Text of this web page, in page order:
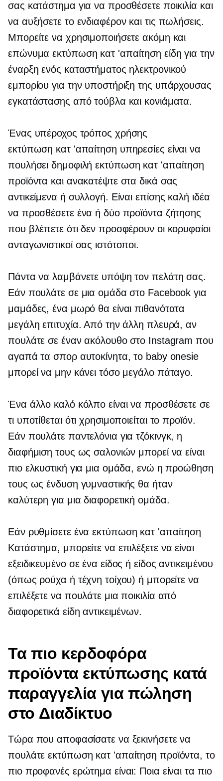
σας κατάστημα για να προσθέσετε ποικιλία και
να αυξήσετε το ενδιαφέρον και τις πωλήσεις.
Μπορείτε να χρησιμοποιήσετε ακόμη και
επώνυμαεκτύπωση κατ 'απαίτηση είδη για την
έναρξη ενός καταστήματος ηλεκτρονικού
εμπορίου για την υποστήριξη της υπάρχουσας
εγκατάστασης από τούβλα και κονιάματα.
Ένας υπέροχος τρόπος χρήσης
εκτύπωση κατ 'απαίτηση υπηρεσίες είναι να
πουλήσει δημοφιλήεκτύπωση κατ 'απαίτηση
προϊόντα και ανακατέψτε στα δικά σας
αντικείμενα ή συλλογή. Είναι επίσης καλή ιδέα
να προσθέσετε ένα ή δύο προϊόντα ζήτησης
που βλέπετε ότι δεν προσφέρουν οι κορυφαίοι
ανταγωνιστικοί σας ιστότοποι.
Πάντα να λαμβάνετε υπόψη τον πελάτη σας.
Εάν πουλάτε σε μια ομάδα στο Facebook για
μαμάδες, ένα μωρό θα είναι πιθανότατα
μεγάλη επιτυχία. Από την άλλη πλευρά, αν
πουλάτε σε έναν ακόλουθο στο Instagram που
αγαπά τα σπορ αυτοκίνητα, το baby onesie
μπορεί να μην κάνει τόσο μεγάλο πάταγο.
Ένα άλλο καλό κόλπο είναι να προσθέσετε σε
τι υποτίθεται ότι χρησιμοποιείται το προϊόν.
Εάν πουλάτε παντελόνια για τζόκινγκ, η
διαφήμιση τους ως σαλονιών μπορεί να είναι
πιο ελκυστική για μια ομάδα, ενώ η προώθηση
τους ως ένδυση γυμναστικής θα ήταν
καλύτερη για μια διαφορετική ομάδα.
Εάν ρυθμίσετε έναεκτύπωση κατ 'απαίτηση
Κατάστημα, μπορείτε να επιλέξετε να είναι
εξειδικευμένο σε ένα είδος ή είδος αντικειμένου
(όπως ρούχα ή τέχνη τοίχου) ή μπορείτε να
επιλέξετε να πουλάτε μια ποικιλία από
διαφορετικά είδη αντικειμένων.
Τα πιο κερδοφόρα
προϊόντα εκτύπωσης κατά
παραγγελία για πώληση
στο Διαδίκτυο
Τώρα που αποφασίσατε να ξεκινήσετε να
πουλάτεεκτύπωση κατ 'απαίτηση προϊόντα, το
πιο προφανές ερώτημα είναι: Ποια είναι τα πιο